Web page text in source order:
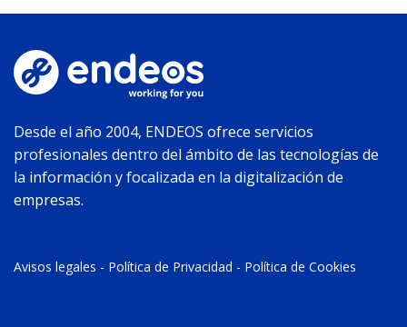
Desde el año 2004, ENDEOS ofrece servicios
profesionales dentro del ámbito de las tecnologías de
la información y focalizada en la digitalización de
empresas.
Avisos legales - Política de Privacidad - Política de Cookies